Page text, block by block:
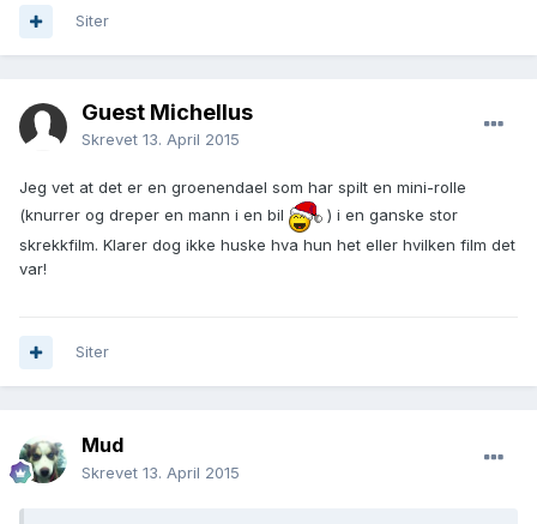
Siter
Guest Michellus
Skrevet 13. April 2015
Jeg vet at det er en groenendael som har spilt en mini-rolle
(knurrer og dreper en mann i en bil
) i en ganske stor
skrekkfilm. Klarer dog ikke huske hva hun het eller hvilken film det
var!
Siter
Mud
Skrevet 13. April 2015